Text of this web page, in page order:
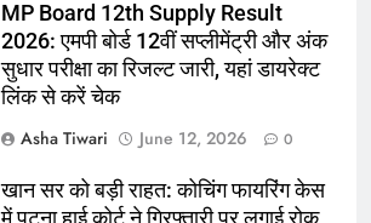
MP Board 12th Supply Result
2026: एमपी बोर्ड 12वीं सप्लीमेंट्री और अंक
सुधार परीक्षा का रिजल्ट जारी, यहां डायरेक्ट
लिंक से करें चेक
Asha Tiwari
June 12, 2026 0
खान सर को बड़ी राहत: कोचिंग फायरिंग केस